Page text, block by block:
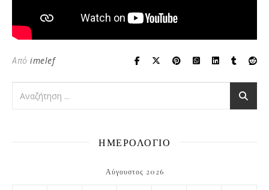
Από imelef
ΗΜΕΡΟΛΟΓΙΟ
Αύγουστος 2026